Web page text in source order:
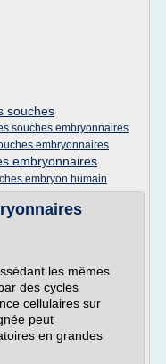
souches
souches embryonnaires
embryonnaires
embryonnaires
embryon humain
les mêmes
des cycles
cellulaires sur
peut
en grandes